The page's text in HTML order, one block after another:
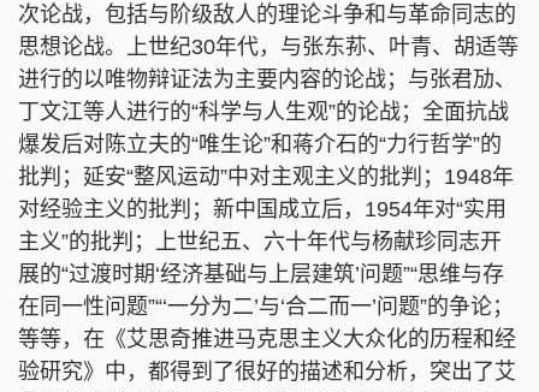
次论战，包括与阶级敌人的理论斗争和与革命同志的
思想论战。上世纪30年代，与张东荪、叶青、胡适等
进行的以唯物辩证法为主要内容的论战；与张君劢、
丁文江等人进行的“科学与人生观”的论战；全面抗战
爆发后对陈立夫的“唯生论”和蒋介石的“力行哲学”的
批判；延安“整风运动”中对主观主义的批判；1948年
对经验主义的批判；新中国成立后，1954年对“实用
主义”的批判；上世纪五、六十年代与杨献珍同志开
展的“过渡时期‘经济基础与上层建筑’问题”“思维与存
在同一性问题”“‘一分为二’与‘合二而一’问题”的争论；
等等，在《艾思奇推进马克思主义大众化的历程和经
验研究》中，都得到了很好的描述和分析，突出了艾